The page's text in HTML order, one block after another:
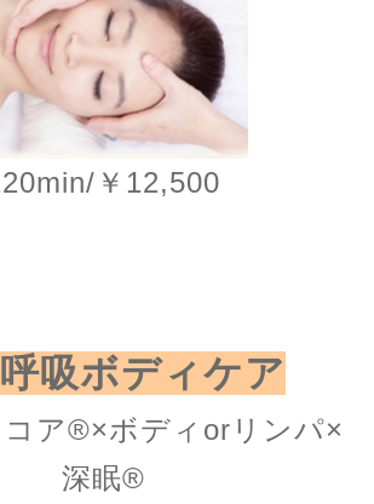
￥ 12,500
吸ボディケア
ア®︎×ボディorリンパ×
深眠®︎